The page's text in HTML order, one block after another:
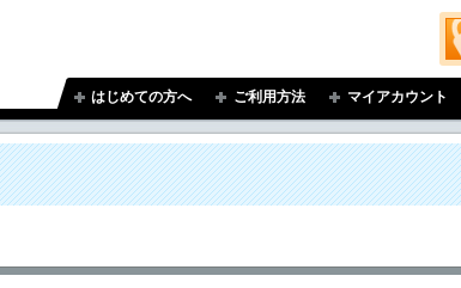
はじめての方へ ご利用方法 マイアカウント